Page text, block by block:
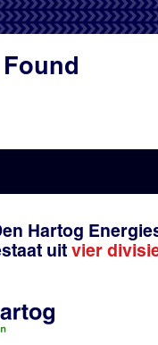
Productadvies
Hartog
uit vier